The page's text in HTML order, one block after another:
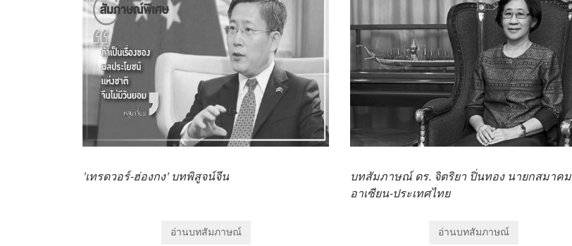
'เทรดวอร์-ฮ่องกง' บทพิสูจน์จีน
อ่านบทสัมภาษณ์
บทสัมภาษณ์ ดร. จิตริยา ปิ่นทอง นายกสมาคม
อาเซียน-ประเทศไทย
อ่านบทสัมภาษณ์